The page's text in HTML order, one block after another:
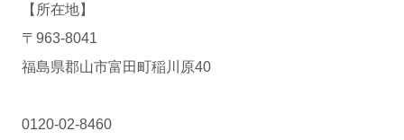
【所在地】
〒963-8041
福島県郡山市富田町稲川原40
0120-02-8460